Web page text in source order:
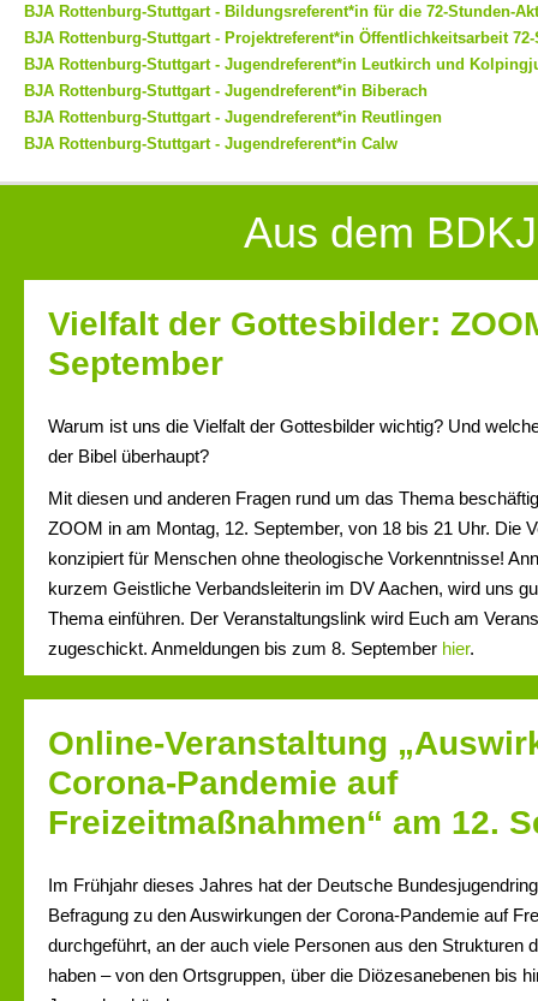
BJA Rottenburg-Stuttgart - Bildungsreferent*in für die 72-Stunden-
BJA Rottenburg-Stuttgart - Projektreferent*in Öffentlichkeitsarbeit
BJA Rottenburg-Stuttgart - Jugendreferent*in Leutkirch und
BJA Rottenburg-Stuttgart - Jugendreferent*in Biberach
BJA Rottenburg-Stuttgart - Jugendreferent*in Reutlingen
BJA Rottenburg-Stuttgart - Jugendreferent*in Calw
Aus dem BDKJ
Vielfalt der Gottesbilder:
September
Warum ist uns die Vielfalt der Gottesbilder wichtig? Und
der Bibel überhaupt?
Mit diesen und anderen Fragen rund um das Thema
ZOOM in am Montag, 12. September, von 18 bis 21 Uhr. Die
konzipiert für Menschen ohne theologische Vorkenntnisse!
kurzem Geistliche Verbandsleiterin im DV Aachen, wird uns
Thema einführen. Der Veranstaltungslink wird Euch am
zugeschickt. Anmeldungen bis zum 8. September hier.
Online-Veranstaltung
Corona-Pandemie auf
Freizeitmaßnahmen“ am 12.
Im Frühjahr dieses Jahres hat der Deutsche
Befragung zu den Auswirkungen der Corona-Pandemie auf
durchgeführt, an der auch viele Personen aus den Strukturen
haben – von den Ortsgruppen, über die Diözesanebenen bis